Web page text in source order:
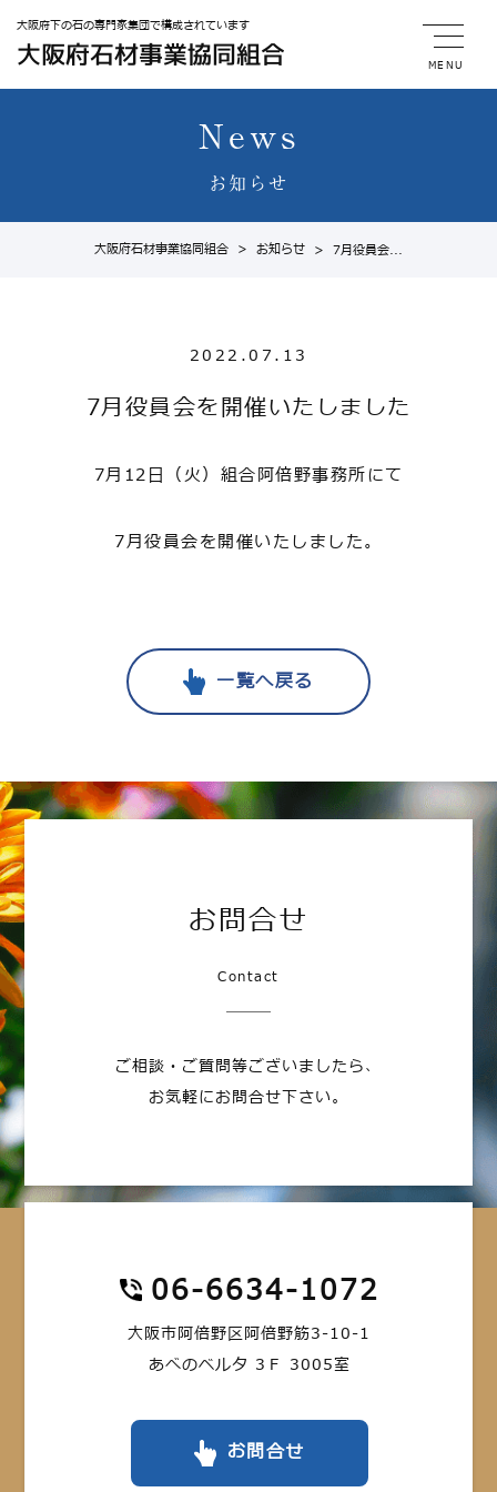
MENU
大阪府下の石の専門家集団で構成されています
大阪府石材事業協同組合
News
お知らせ
大阪府石材事業協同組合 > お知らせ > 7月役員会...
2022.07.13
7月役員会を開催いたしました
7月12日（火）組合阿倍野事務所にて
7月役員会を開催いたしました。
一覧へ戻る
お問合せ
Contact
ご相談・ご質問等ございましたら、
お気軽にお問合せ下さい。
06-6634-1072
大阪市阿倍野区阿倍野筋3-10-1
あべのベルタ 3Ｆ 3005室
お問合せ